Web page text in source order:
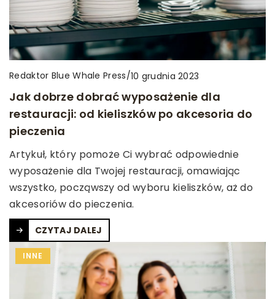
Redaktor Blue Whale Press/10 grudnia 2023
Jak dobrze dobrać wyposażenie dla
restauracji: od kieliszków po akcesoria do
pieczenia
Artykuł, który pomoże Ci wybrać odpowiednie
wyposażenie dla Twojej restauracji, omawiając
wszystko, począwszy od wyboru kieliszków, aż do
akcesoriów do pieczenia.
CZYTAJ DALEJ
INNE